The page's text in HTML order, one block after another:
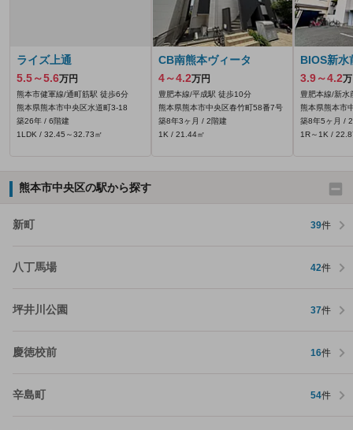
ライズ上通
5.5～5.6万円
熊本市健軍線/通町筋駅 徒歩6分
熊本県熊本市中央区水道町3-18
築26年 / 6階建
1LDK / 32.45～32.73㎡
CB南熊本ヴィータ
4～4.2万円
豊肥本線/平成駅 徒歩10分
熊本県熊本市中央区春竹町58番7号
築8年3ヶ月 / 2階建
1K / 21.44㎡
BIOS新水
3.9～4.2
豊肥本線/新水
熊本県熊本市
築8年5ヶ月 /
1R～1K /
熊本市中央区の駅から探す
新町 39件
八丁馬場 42件
坪井川公園 37件
慶徳校前 16件
辛島町 54件